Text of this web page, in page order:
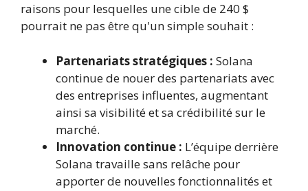
raisons pour lesquelles une cible de 240 $
pourrait ne pas être qu'un simple souhait :
Partenariats stratégiques : Solana
continue de nouer des partenariats avec
des entreprises influentes, augmentant
ainsi sa visibilité et sa crédibilité sur le
marché.
Innovation continue : L’équipe derrière
Solana travaille sans relâche pour
apporter de nouvelles fonctionnalités et